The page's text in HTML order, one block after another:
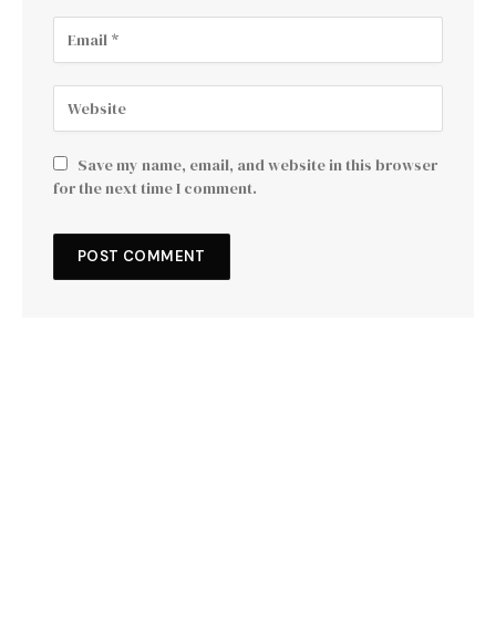
Save my name, email, and website in this browser
for the next time I comment.